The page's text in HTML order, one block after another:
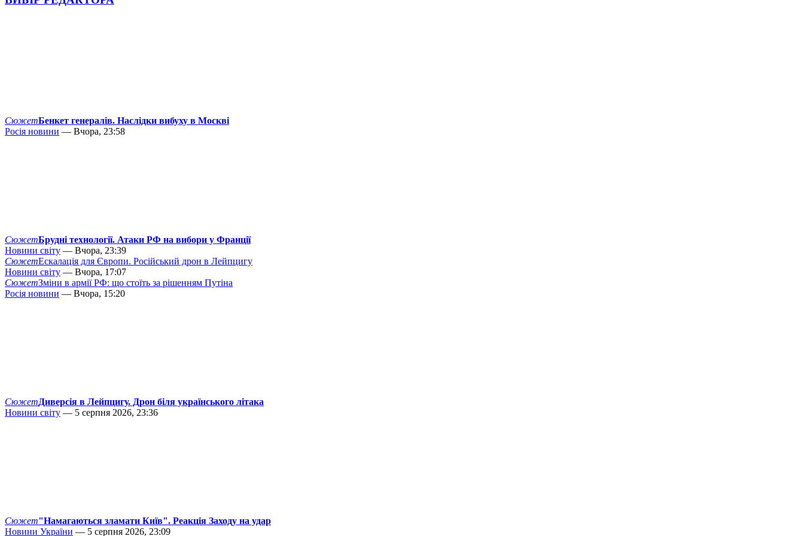
СюжетБенкет генералів. Наслідки вибуху в Москві
Росія новини — Вчора, 23:58
СюжетБрудні технології. Атаки РФ на вибори у Франції
Новини світу — Вчора, 23:39
СюжетЕскалація для Європи. Російський дрон в Лейпцигу
Новини світу — Вчора, 17:07
СюжетЗміни в армії РФ: що стоїть за рішенням Путіна
Росія новини — Вчора, 15:20
СюжетДиверсія в Лейпцигу. Дрон біля українського літака
Новини світу — 5 серпня 2026, 23:36
Сюжет"Намагаються зламати Київ". Реакція Заходу на удар
Новини України — 5 серпня 2026, 23:09